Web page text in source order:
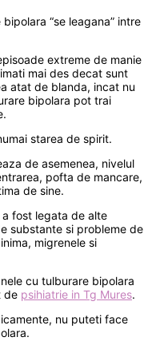
“se leagana” intre
extreme de manie
mai des decat sunt
atat de blanda, incat nu
bipolara pot trai
starea de spirit.
de asemenea, nivelul
pofta de mancare,
de sine.
fost legata de alte
substante si probleme de
migrenele si
cu tulburare bipolara
de psihiatrie in Tg Mures.
nu puteti face